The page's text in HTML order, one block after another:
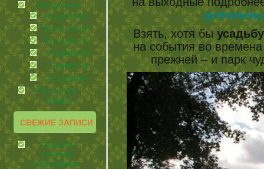
Посиделки
иcцеляемся
Происшествия
Путешествия
странности
Торжества
Угощаемся!
Растения-
лекари
СВЕЖИЕ ЗАПИСИ
Способы
лечения
базалиомы
Взять, хотя бы
на события во
прежней – и парк